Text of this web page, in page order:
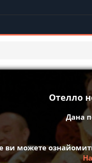
Отелло
Дана
ви можете